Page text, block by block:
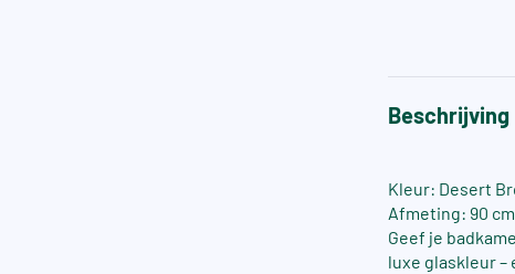
Beschrijving
Kleur: Desert
Afmeting: 90 cm
Geef je
luxe glaskleur